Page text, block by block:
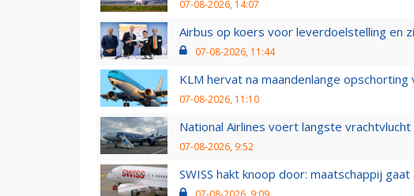
07-08-2026, 14:07
Airbus op koers voor leverdoelstelling en
07-08-2026, 11:44
KLM hervat na maandenlange opschorting
07-08-2026, 11:10
National Airlines voert langste
07-08-2026, 9:52
SWISS hakt knoop door: maatschappij